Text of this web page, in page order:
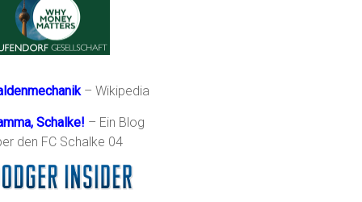
– Wikipedia
Schalke! – Ein Blog
den FC Schalke 04